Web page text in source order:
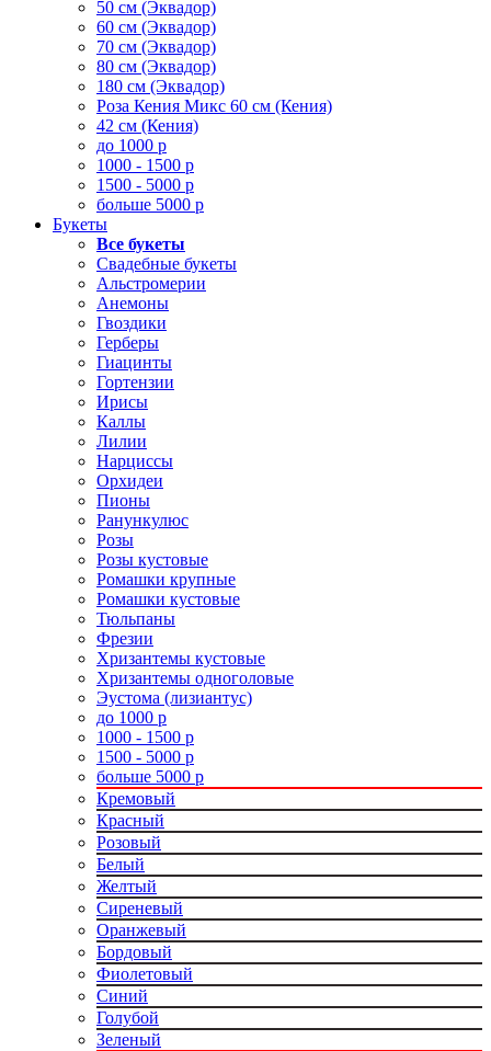
50 см (Эквадор)
60 см (Эквадор)
70 см (Эквадор)
80 см (Эквадор)
180 см (Эквадор)
Роза Кения Микс 60 см (Кения)
42 см (Кения)
до 1000 р
1000 - 1500 р
1500 - 5000 р
больше 5000 р
Букеты
Все букеты
Свадебные букеты
Альстромерии
Анемоны
Гвоздики
Герберы
Гиацинты
Гортензии
Ирисы
Каллы
Лилии
Нарциссы
Орхидеи
Пионы
Ранункулюс
Розы
Розы кустовые
Ромашки крупные
Ромашки кустовые
Тюльпаны
Фрезии
Хризантемы кустовые
Хризантемы одноголовые
Эустома (лизиантус)
до 1000 р
1000 - 1500 р
1500 - 5000 р
больше 5000 р
Кремовый
Красный
Розовый
Белый
Желтый
Сиреневый
Оранжевый
Бордовый
Фиолетовый
Синий
Голубой
Зеленый